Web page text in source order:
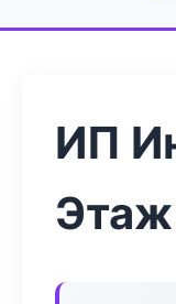
ИП
Этаж